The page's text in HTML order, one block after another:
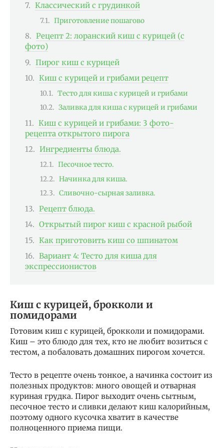
Классический с грудинкой
Приготовление пошагово
Рецепт 2: лоранский киш с курицей (с
фото)
Пирог киш с курицей
Киш с курицей и грибами рецепт
Тесто для киша с курицей и грибами
Заливка для киша с курицей и грибами
Киш с курицей и грибами: 3 фото-
рецепта открытого пирога
Ингредиенты блюда.
Песочное тесто.
Начинка для киша.
Сливочно-сырная заливка.
Рецепт блюда.
Открытый пирог киш с красной рыбой
Как приготовить киш со шпинатом
Вариант 4: Тесто для киша для
экспрессионистов
Киш с курицей, брокколи и
помидорами
Готовим киш с курицей, брокколи и помидорами.
Киш – это блюдо для тех, кто не любит возиться с
тестом, а побаловать домашних пирогом хочется.
Тесто в рецепте очень тонкое, а начинка состоит из
полезных продуктов: много овощей и отварная
куриная грудка. Пирог выходит очень сытным,
песочное тесто и сливки делают киш калорийным,
поэтому одного кусочка хватит в качестве
полноценного приема пищи.